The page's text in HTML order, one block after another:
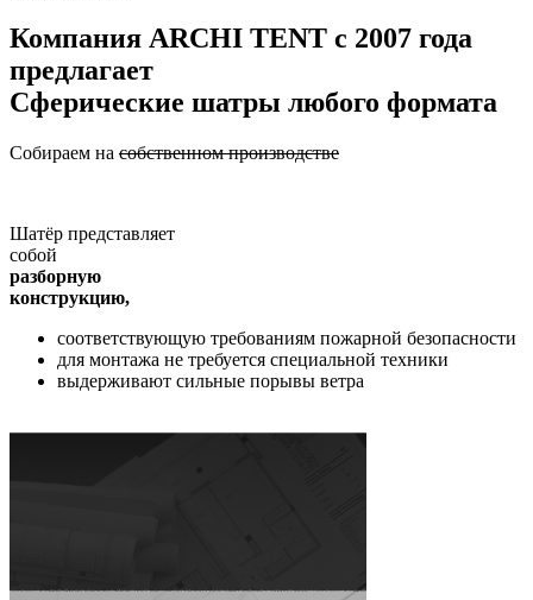
Компания ARCHI TENT с 2007 года
предлагает
Сферические шатры любого формата
Собираем на собственном производстве
Шатёр представляет
собой
разборную
конструкцию,
соответствующую требованиям пожарной безопасности
для монтажа не требуется специальной техники
выдерживают сильные порывы ветра